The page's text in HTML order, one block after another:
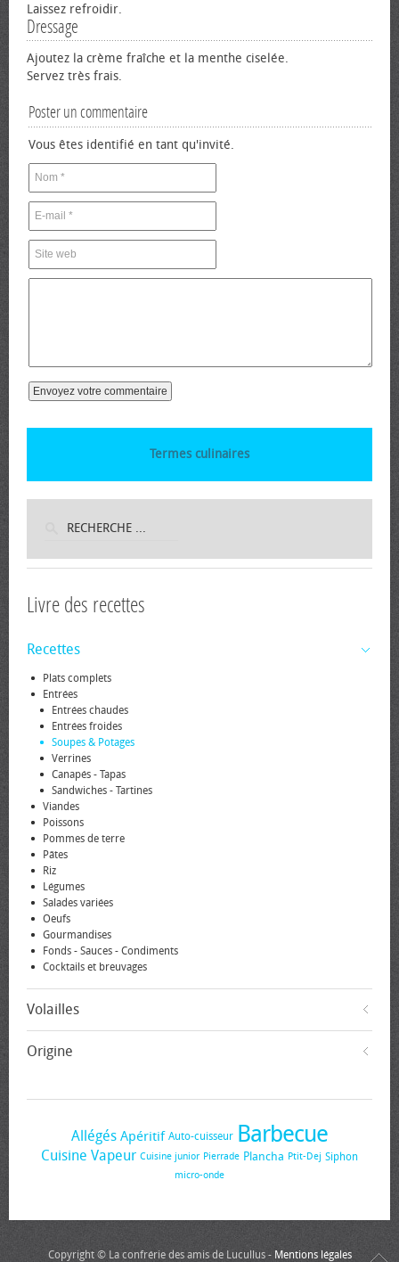
Laissez refroidir.
Dressage
Ajoutez la crème fraîche et la menthe ciselée.
Servez très frais.
Poster un commentaire
Vous êtes identifié en tant qu'invité.
Termes culinaires
Livre des recettes
Recettes
Plats complets
Entrées
Entrées chaudes
Entrées froides
Soupes & Potages
Verrines
Canapés - Tapas
Sandwiches - Tartines
Viandes
Poissons
Pommes de terre
Pâtes
Riz
Légumes
Salades variées
Oeufs
Gourmandises
Fonds - Sauces - Condiments
Cocktails et breuvages
Volailles
Origine
Allégés Apéritif Auto-cuisseur Barbecue
Cuisine Vapeur Cuisine junior Pierrade Plancha Ptit-Dej Siphon
micro-onde
Copyright © La confrérie des amis de Lucullus - Mentions légales